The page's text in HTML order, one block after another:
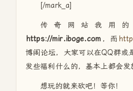
[/mark_a]
传奇网站我用的
https://mir.iboge.com ，而
博阁论坛，大家可以在QQ群或
发些福利什么的，基本上都会发
想玩的就来砍吧！等你！